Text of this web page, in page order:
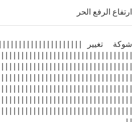
ارتفاع الرفع الحر
شوكة تغيير